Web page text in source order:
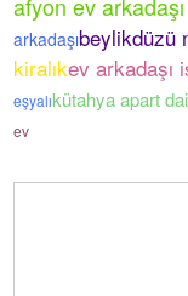
arkadaşıbeylikdüzü
kiralıkev arkadaşı
eşyalıkütahya apart
ev